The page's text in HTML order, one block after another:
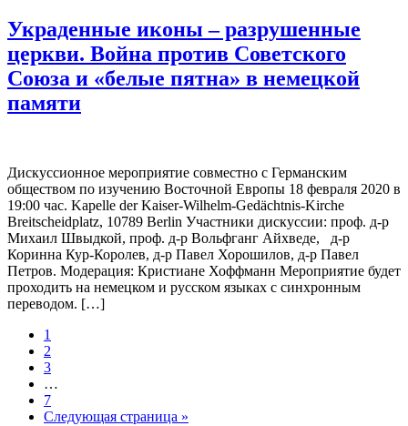
Украденные иконы – разрушенные
церкви. Война против Советского
Союза и «белые пятна» в немецкой
памяти
Дискуссионное мероприятие совместно с Германским
обществом по изучению Восточной Европы 18 февраля 2020 в
19:00 час. Kapelle der Kaiser-Wilhelm-Gedächtnis-Kirche
Breitscheidplatz, 10789 Berlin Участники дискуссии: проф. д-р
Михаил Швыдкой, проф. д-р Вольфганг Айхведе, д-р
Коринна Кур-Королев, д-р Павел Хорошилов, д-р Павел
Петров. Модерация: Кристиане Хоффманн Мероприятие будет
проходить на немецком и русском языках с синхронным
переводом. […]
1
2
3
…
7
Следующая страница »